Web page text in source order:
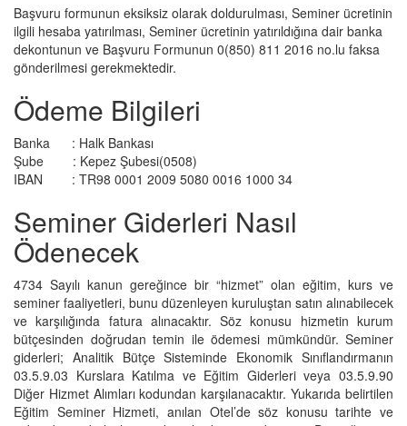
Başvuru formunun eksiksiz olarak doldurulması, Seminer ücretinin
ilgili hesaba yatırılması, Seminer ücretinin yatırıldığına dair banka
dekontunun ve Başvuru Formunun 0(850) 811 2016 no.lu faksa
gönderilmesi gerekmektedir.
Ödeme Bilgileri
Banka : Halk Bankası
Şube : Kepez Şubesi(0508)
IBAN : TR98 0001 2009 5080 0016 1000 34
Seminer Giderleri Nasıl
Ödenecek
4734 Sayılı kanun gereğince bir “hizmet” olan eğitim, kurs ve
seminer faaliyetleri, bunu düzenleyen kuruluştan satın alınabilecek
ve karşılığında fatura alınacaktır. Söz konusu hizmetin kurum
bütçesinden doğrudan temin ile ödemesi mümkündür. Seminer
giderleri; Analitik Bütçe Sisteminde Ekonomik Sınıflandırmanın
03.5.9.03 Kurslara Katılma ve Eğitim Giderleri veya 03.5.9.90
Diğer Hizmet Alımları kodundan karşılanacaktır. Yukarıda belirtilen
Eğitim Seminer Hizmeti, anılan Otel’de söz konusu tarihte ve